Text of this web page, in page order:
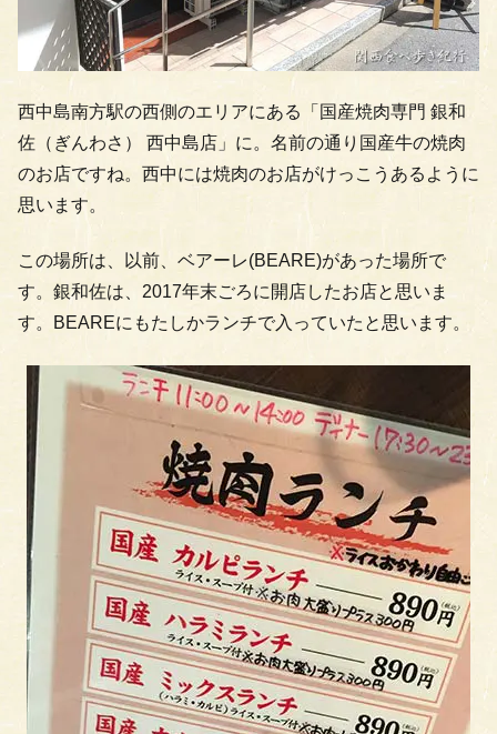
西中島南方駅の西側のエリアにある「国産焼肉専門 銀和
佐（ぎんわさ） 西中島店」に。名前の通り国産牛の焼肉
のお店ですね。西中には焼肉のお店がけっこうあるように
思います。
この場所は、以前、ベアーレ(BEARE)があった場所で
す。銀和佐は、2017年末ごろに開店したお店と思いま
す。BEAREにもたしかランチで入っていたと思います。